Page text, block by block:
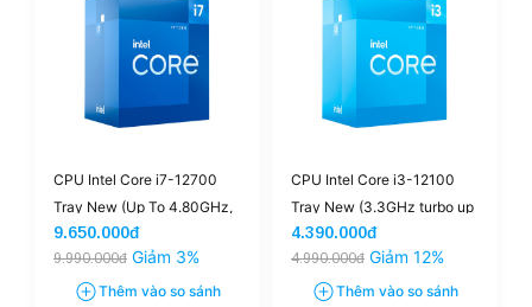
CPU Intel Core i7-12700
Tray New (Up To 4.80GHz,
12 Nhân 20 Luồng, 25M
Cache, Alder Lake)
9.650.000đ
9.990.000đ Giảm 3%
Thêm vào so sánh
CPU Intel Core i3-12100
Tray New (3.3GHz turbo up
to 4.3GHz, 4 nhân 8 luồng,
12MB Cache)
4.390.000đ
4.990.000đ Giảm 12%
Thêm vào so sánh